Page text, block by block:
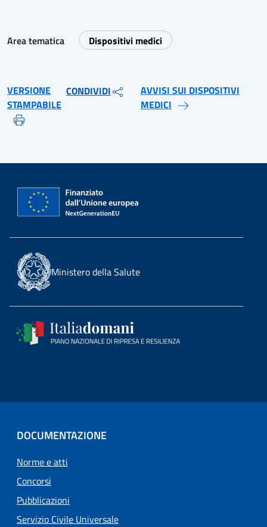
Area tematica Dispositivi medici
VERSIONE
STAMPABILE
CONDIVIDI
AVVISI SUI DISPOSITIVI
MEDICI
Ministero della Salute
DOCUMENTAZIONE
Norme e atti
Concorsi
Pubblicazioni
Servizio Civile Universale